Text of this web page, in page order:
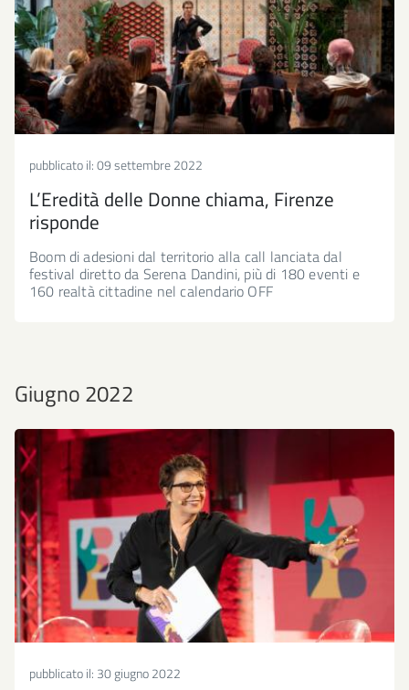
pubblicato il:09 settembre 2022
L’Eredità delle Donne chiama, Firenze
risponde
Boom di adesioni dal territorio alla call lanciata dal
festival diretto da Serena Dandini, più di 180 eventi e
160 realtà cittadine nel calendario OFF
Giugno 2022
pubblicato il: 30 giugno 2022